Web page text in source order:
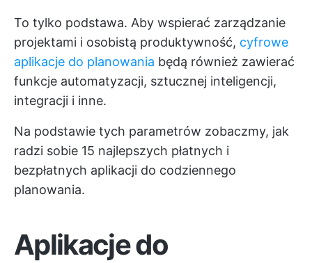
To tylko podstawa. Aby wspierać zarządzanie
projektami i osobistą produktywność, cyfrowe
aplikacje do planowania będą również zawierać
funkcje automatyzacji, sztucznej inteligencji,
integracji i inne.
Na podstawie tych parametrów zobaczmy, jak
radzi sobie 15 najlepszych płatnych i
bezpłatnych aplikacji do codziennego
planowania.
Aplikacje do